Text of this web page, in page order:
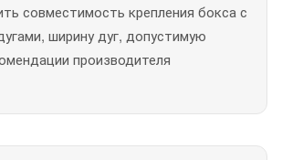
совместимость крепления бокса с
ширину дуг, допустимую
производителя